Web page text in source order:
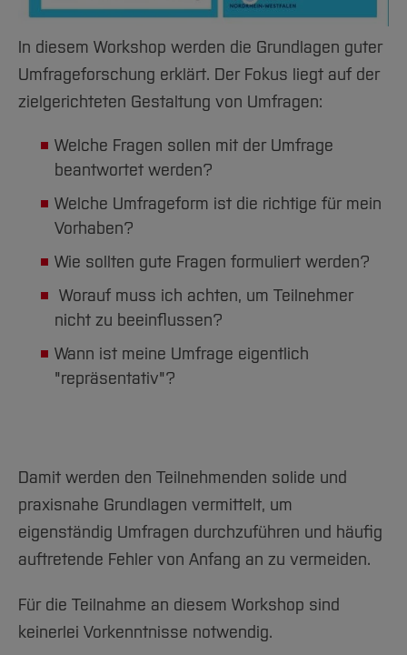
In diesem Workshop werden die Grundlagen guter
Umfrageforschung erklärt. Der Fokus liegt auf der
zielgerichteten Gestaltung von Umfragen:
Welche Fragen sollen mit der Umfrage
beantwortet werden?
Welche Umfrageform ist die richtige für mein
Vorhaben?
Wie sollten gute Fragen formuliert werden?
Worauf muss ich achten, um Teilnehmer
nicht zu beeinflussen?
Wann ist meine Umfrage eigentlich
"repräsentativ"?
Damit werden den Teilnehmenden solide und
praxisnahe Grundlagen vermittelt, um
eigenständig Umfragen durchzuführen und häufig
auftretende Fehler von Anfang an zu vermeiden.
Für die Teilnahme an diesem Workshop sind
keinerlei Vorkenntnisse notwendig.